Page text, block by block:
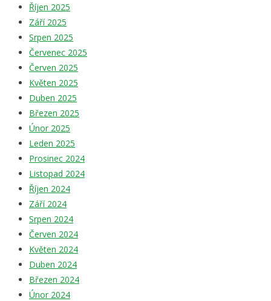
Říjen 2025
Září 2025
Srpen 2025
Červenec 2025
Červen 2025
Květen 2025
Duben 2025
Březen 2025
Únor 2025
Leden 2025
Prosinec 2024
Listopad 2024
Říjen 2024
Září 2024
Srpen 2024
Červen 2024
Květen 2024
Duben 2024
Březen 2024
Únor 2024